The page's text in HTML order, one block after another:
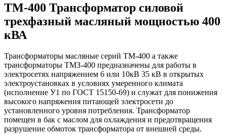
ТМ-400 Трансформатор силовой
трехфазный масляный мощностью 400
кВА
Трансформаторы масляные серий ТМ-400 а также
трансформаторы ТМЗ-400 предназначены для работы в
электросетях напряжением 6 или 10кВ 35 кВ в открытых
электроустановках в условиях умеренного климата
(исполнение У1 по ГОСТ 15150-69) и служат для понижения
высокого напряжения питающей электросети до
установленного уровня потребления. Трансформатор
помещен в бак с маслом для охлаждения и предотвращения
разрушение обмоток трансформатора от внешней среды.